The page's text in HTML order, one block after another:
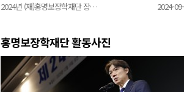
2024년 (재)홍명보장학재단 장…
2024-
홍명보장학재단 활동사진